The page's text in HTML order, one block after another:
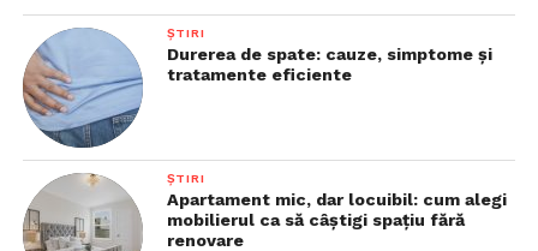
ȘTIRI
Durerea de spate: cauze, simptome și
tratamente eficiente
ȘTIRI
Apartament mic, dar locuibil: cum alegi
mobilierul ca să câștigi spațiu fără
renovare